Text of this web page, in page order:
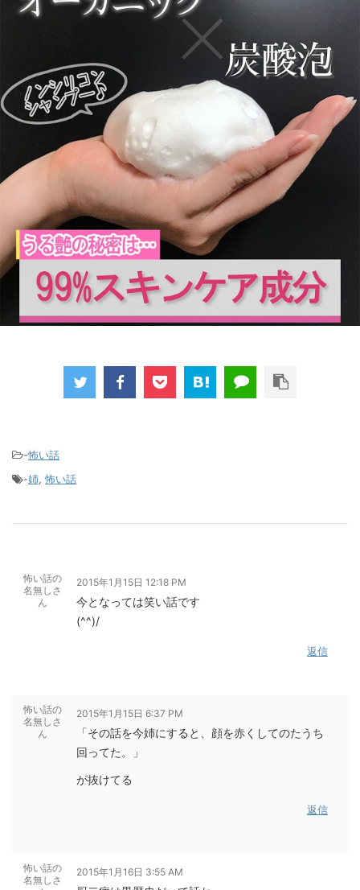
-怖い話
-姉,怖い話
怖い話の
名無しさ
ん
2015年1月15日 12:18 PM
今となっては笑い話です
(^^)/
返信
怖い話の
名無しさ
ん
2015年1月15日 6:37 PM
「その話を今姉にすると、顔を赤くしてのたうち
回ってた。」
が抜けてる
返信
怖い話の
名無しさ
2015年1月16日 3:55 AM